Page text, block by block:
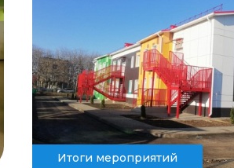
Итоги мероприятий